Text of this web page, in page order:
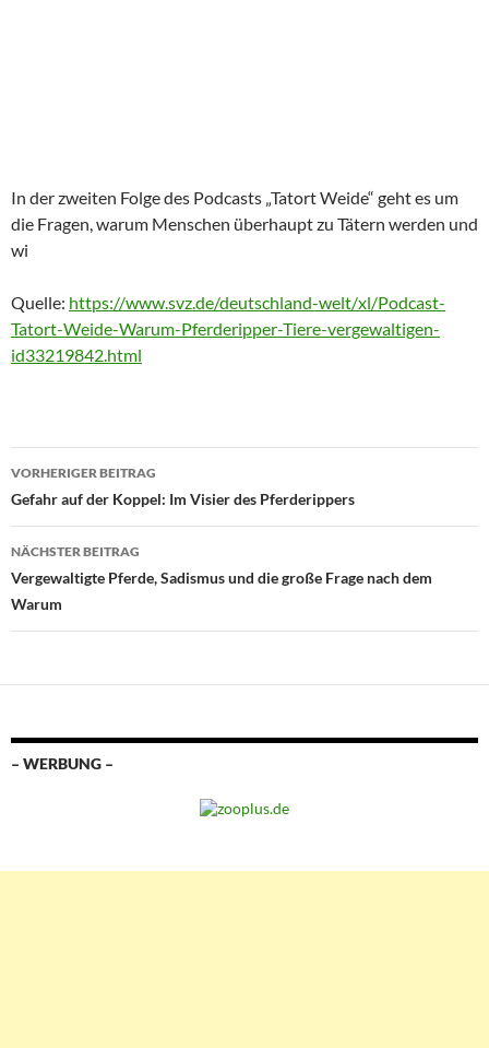
In der zweiten Folge des Podcasts „Tatort Weide“ geht es um
die Fragen, warum Menschen überhaupt zu Tätern werden und
wi
Quelle: https://www.svz.de/deutschland-welt/xl/Podcast-
Tatort-Weide-Warum-Pferderipper-Tiere-vergewaltigen-
id33219842.html
Beitragsnavigation
VORHERIGER BEITRAG
Gefahr auf der Koppel: Im Visier des Pferderippers
NÄCHSTER BEITRAG
Vergewaltigte Pferde, Sadismus und die große Frage nach dem
Warum
– WERBUNG –